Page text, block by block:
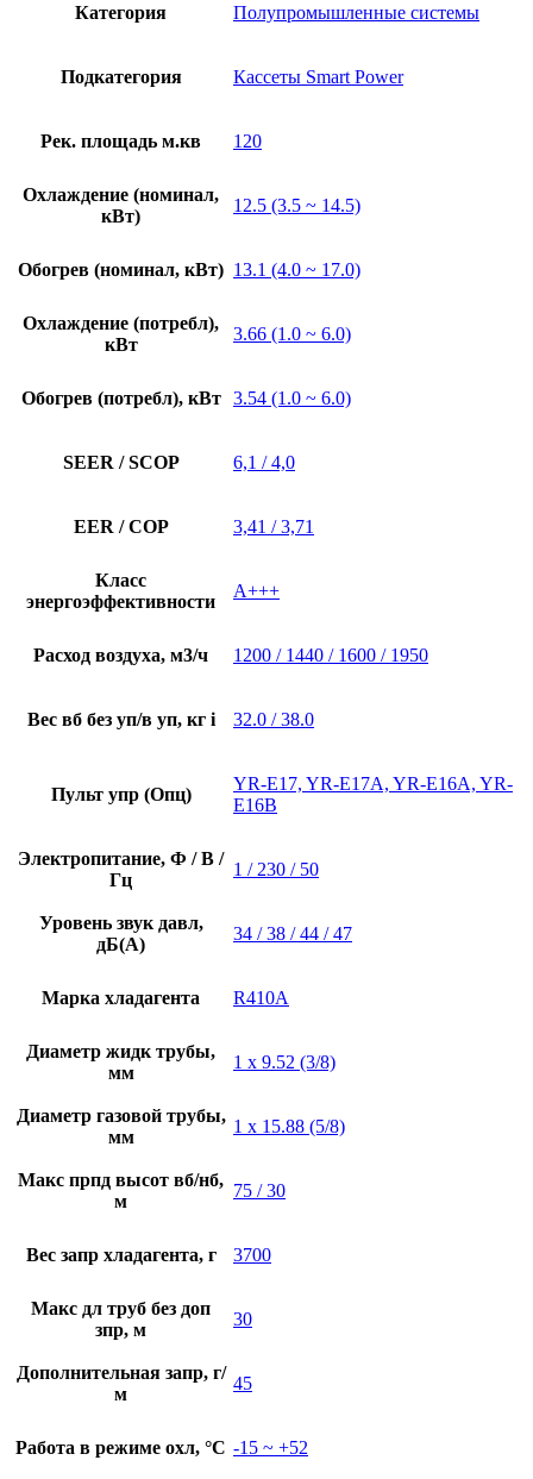
Категория Полупромышленные системы
Подкатегория Кассеты Smart Power
Рек. площадь м.кв 120
Охлаждение (номинал,
кВт)
12.5 (3.5 ~ 14.5)
Обогрев (номинал, кВт) 13.1 (4.0 ~ 17.0)
Охлаждение (потребл),
кВт
3.66 (1.0 ~ 6.0)
Обогрев (потребл), кВт 3.54 (1.0 ~ 6.0)
SEER / SCOP 6,1 / 4,0
EER / COP 3,41 / 3,71
Класс
энергоэффективности
А+++
Расход воздуха, м3/ч 1200 / 1440 / 1600 / 1950
Вес вб без уп/в уп, кг i 32.0 / 38.0
Пульт упр (Опц)
YR-E17, YR-E17A, YR-E16A, YR-
E16B
Электропитание, Ф / В /
Гц
1 / 230 / 50
Уровень звук давл,
дБ(А)
34 / 38 / 44 / 47
Марка хладагента R410A
Диаметр жидк трубы,
мм
1 x 9.52 (3/8)
Диаметр газовой трубы,
мм
1 x 15.88 (5/8)
Макс прпд высот вб/нб,
м
75 / 30
Вес запр хладагента, г 3700
Макс дл труб без доп
зпр, м
30
Дополнительная запр, г/
м
45
Работа в режиме охл, °C -15 ~ +52